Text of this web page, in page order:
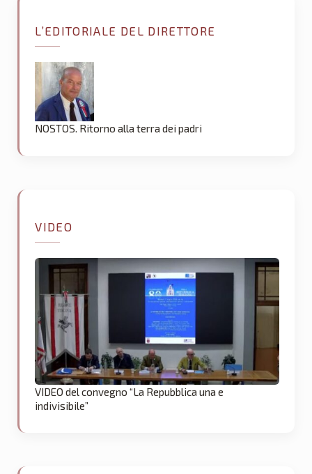
L’EDITORIALE DEL DIRETTORE
NOSTOS. Ritorno alla terra dei padri
VIDEO
VIDEO del convegno “La Repubblica una e
indivisibile”